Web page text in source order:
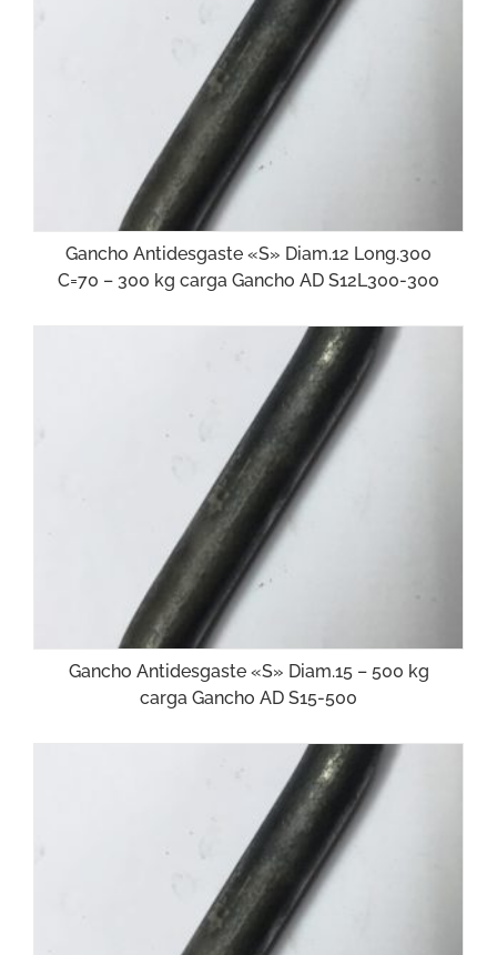
Gancho Antidesgaste «S» Diam.12 Long.300
C=70 – 300 kg carga Gancho AD S12L300-300
Gancho Antidesgaste «S» Diam.15 – 500 kg
carga Gancho AD S15-500